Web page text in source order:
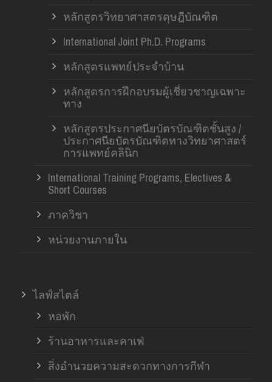
หลักสูตรวิทยาศาสตรดุษฎีบัณฑิต
International Joint Ph.D. Programs
หลักสูตรแพทย์ประจำบ้าน
หลักสูตรการฝึกอบรมผู้เชี่ยวชาญเฉพาะ
ทาง
หลักสูตรประกาศนียบัตรบัณฑิตชั้นสูง /
ประกาศนียบัตรบัณฑิตทางวิทยาศาสตร์
การแพทย์คลินิก
International Training Programs, Electives &
Short Courses
ภาควิชา
หน่วยงานภายใน
ไลฟ์สไตล์
หอพัก
ร้านอาหารและคาเฟ่
สิ่งอำนวยความสะดวกทางการกีฬา